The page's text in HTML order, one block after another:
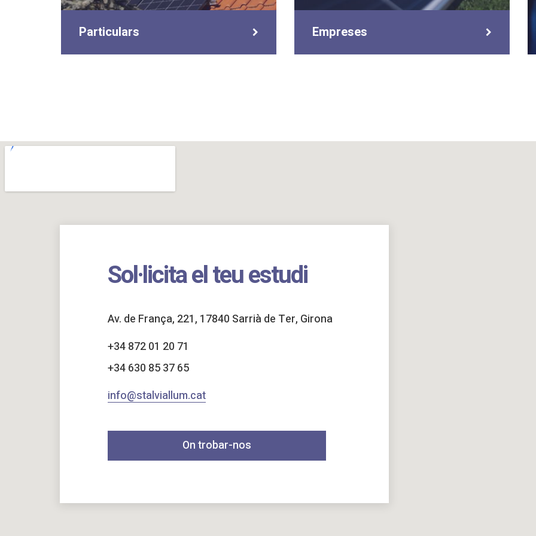
Particulars Empreses
Sol·licita el teu estudi
Av. de França, 221, 17840 Sarrià de Ter, Girona
+34 872 01 20 71
+34 630 85 37 65
info@stalviallum.cat
On trobar-nos